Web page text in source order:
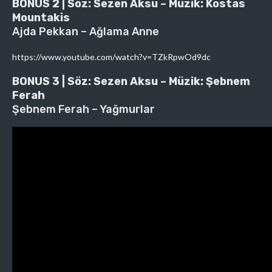
BONUS 2 | Söz: Sezen Aksu – Müzik: Kostas
Mountakis
Ajda Pekkan – Ağlama Anne
https://www.youtube.com/watch?v=TZkRpwOd9dc
BONUS 3 | Söz: Sezen Aksu – Müzik: Şebnem
Ferah
Şebnem Ferah – Yağmurlar